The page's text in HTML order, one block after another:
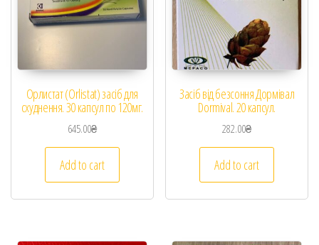
Орлистат (Orlistat) засіб для
схуднення. 30 капсул по 120мг.
645.00₴
Add to cart
Засіб від безсоння Дормівал
Dormival. 20 капсул.
282.00₴
Add to cart